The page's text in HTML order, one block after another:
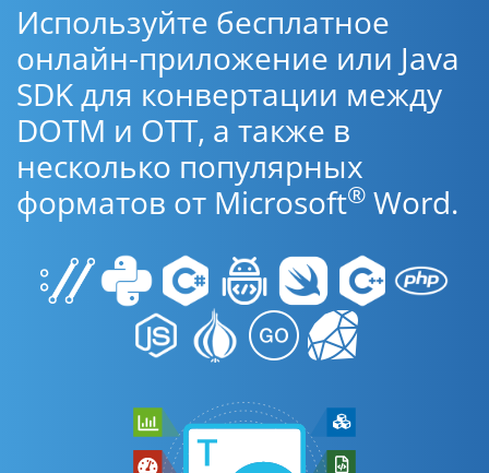
Используйте бесплатное
онлайн-приложение или Java
SDK для конвертации между
DOTM и OTT, а также в
несколько популярных
форматов от Microsoft® Word.